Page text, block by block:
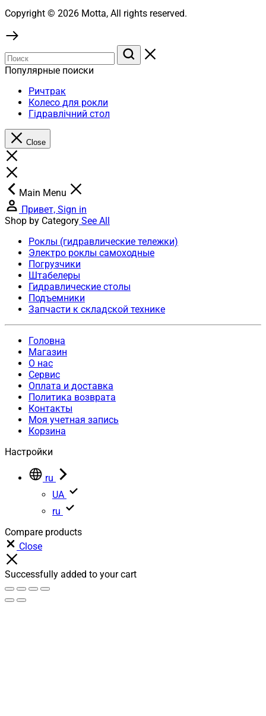
Copyright © 2026 Motta, All rights reserved.
Популярные поиски
Ричтрак
Колесо для рокли
Гідравлічний стол
Close
Main Menu
Привет, Sign in
Shop by Category See All
Роклы (гидравлические тележки)
Электро роклы самоходные
Погрузчики
Штабелеры
Гидравлические столы
Подъемники
Запчасти к складской технике
Головна
Магазин
О нас
Сервис
Оплата и доставка
Политика возврата
Контакты
Моя учетная запись
Корзина
Настройки
ru
UA
ru
Compare products
Close
Successfully added to your cart